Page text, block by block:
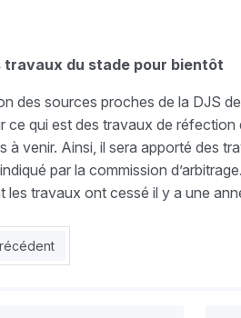
travaux du stade pour bientôt
des sources proches de la DJS
ce qui est des travaux de
à venir. Ainsi, il sera apporté des
par la commission
les travaux ont cessé il y a une
précédent : EN : Djabou a rejoint le